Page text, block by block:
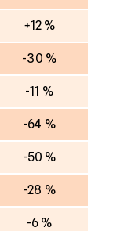
+12 %
-30 %
-11 %
-64 %
-50 %
-28 %
-6 %